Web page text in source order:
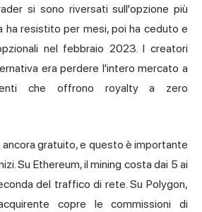
si sono riversati sull'opzione più
ha resistito per mesi, poi ha ceduto e
nel febbraio 2023. I creatori
era perdere l'intero mercato a
che offrono royalty a zero
ancora gratuito, e questo è importante
Su Ethereum, il mining costa dai 5 ai
del traffico di rete. Su Polygon,
copre le commissioni di